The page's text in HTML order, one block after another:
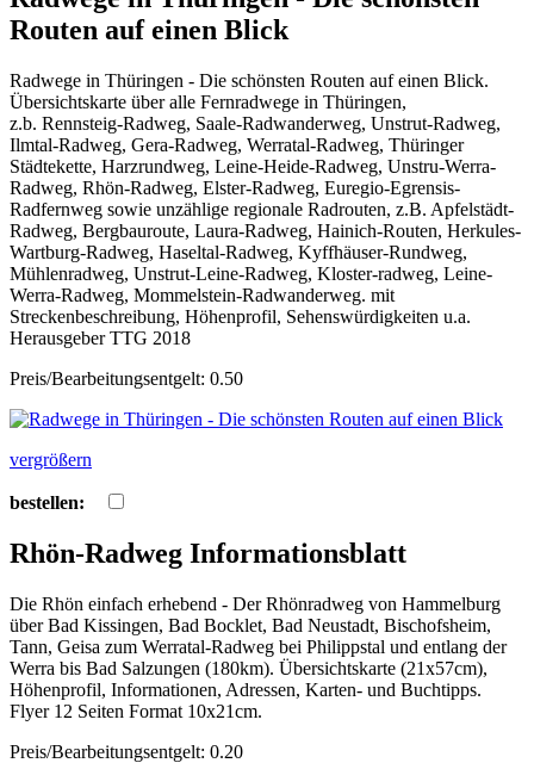
Routen auf einen Blick
Radwege in Thüringen - Die schönsten Routen auf einen Blick.
Übersichtskarte über alle Fernradwege in Thüringen,
z.b. Rennsteig-Radweg, Saale-Radwanderweg, Unstrut-Radweg,
Ilmtal-Radweg, Gera-Radweg, Werratal-Radweg, Thüringer
Städtekette, Harzrundweg, Leine-Heide-Radweg, Unstru-Werra-
Radweg, Rhön-Radweg, Elster-Radweg, Euregio-Egrensis-
Radfernweg sowie unzählige regionale Radrouten, z.B. Apfelstädt-
Radweg, Bergbauroute, Laura-Radweg, Hainich-Routen, Herkules-
Wartburg-Radweg, Haseltal-Radweg, Kyffhäuser-Rundweg,
Mühlenradweg, Unstrut-Leine-Radweg, Kloster-radweg, Leine-
Werra-Radweg, Mommelstein-Radwanderweg. mit
Streckenbeschreibung, Höhenprofil, Sehenswürdigkeiten u.a.
Herausgeber TTG 2018
Preis/Bearbeitungsentgelt: 0.50
vergrößern
bestellen:
Rhön-Radweg Informationsblatt
Die Rhön einfach erhebend - Der Rhönradweg von Hammelburg
über Bad Kissingen, Bad Bocklet, Bad Neustadt, Bischofsheim,
Tann, Geisa zum Werratal-Radweg bei Philippstal und entlang der
Werra bis Bad Salzungen (180km). Übersichtskarte (21x57cm),
Höhenprofil, Informationen, Adressen, Karten- und Buchtipps.
Flyer 12 Seiten Format 10x21cm.
Preis/Bearbeitungsentgelt: 0.20